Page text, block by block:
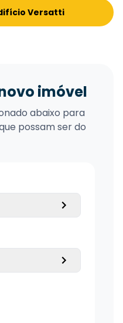
Versatti
imóvel
abaixo para
possam ser do